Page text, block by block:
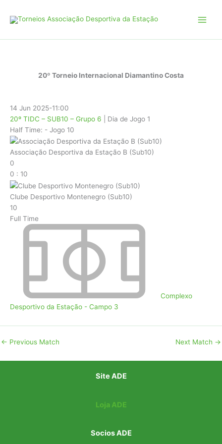
20º Torneio Internacional Diamantino Costa
14 Jun 2025-11:00
20º TIDC – SUB10 – Grupo 6
| Dia de Jogo 1
Half Time: - Jogo 10
Associação Desportiva da Estação B (Sub10)
0
0 : 10
Clube Desportivo Montenegro (Sub10)
10
Full Time
Complexo
Desportivo da Estação - Campo 3
← Previous Match Next Match →
Site ADE
Loja ADE
Socios ADE